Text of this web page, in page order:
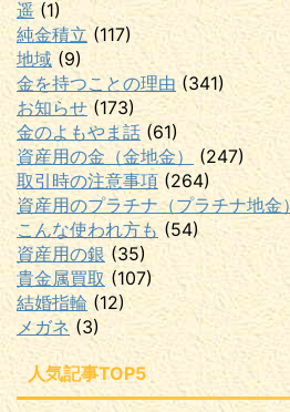
遥 (1)
純金積立 (117)
地域 (9)
金を持つことの理由 (341)
お知らせ(173)
金のよもやま話 (61)
資産用の金（金地金）
(247)
取引時の注意事項 (264)
資産用のプラチナ（プラチナ地金）
こんな使われ方も (54)
資産用の銀 (35)
貴金属買取 (107)
結婚指輪 (12)
メガネ (3)
人気記事TOP5